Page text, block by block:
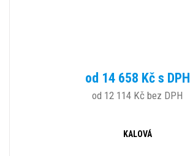
od 14 658 Kč s DPH
od 12 114 Kč bez DPH
KALOVÁ